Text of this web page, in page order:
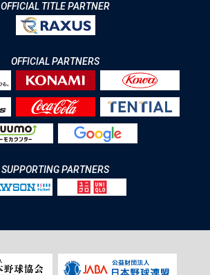
OFFICIAL TITLE PARTNER
OFFICIAL PARTNERS
SUPPORTING PARTNERS